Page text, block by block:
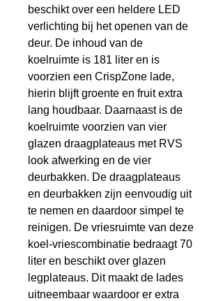
beschikt over een heldere LED
verlichting bij het openen van de
deur. De inhoud van de
koelruimte is 181 liter en is
voorzien een CrispZone lade,
hierin blijft groente en fruit extra
lang houdbaar. Daarnaast is de
koelruimte voorzien van vier
glazen draagplateaus met RVS
look afwerking en de vier
deurbakken. De draagplateaus
en deurbakken zijn eenvoudig uit
te nemen en daardoor simpel te
reinigen. De vriesruimte van deze
koel-vriescombinatie bedraagt 70
liter en beschikt over glazen
legplateaus. Dit maakt de lades
uitneembaar waardoor er extra